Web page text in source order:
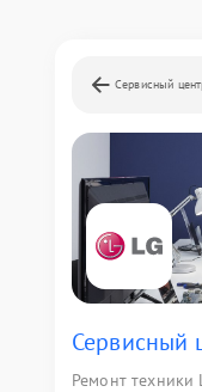
Сервисный
Сервисный
Ремонт техники